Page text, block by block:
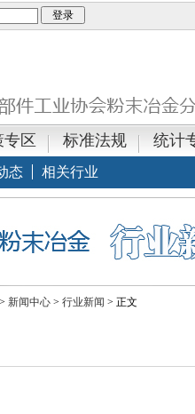
区 标准法规 统计
态 相关行业
> 新闻中心 > 行业新闻 > 正文